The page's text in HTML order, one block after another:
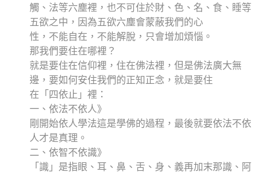
觸、法等六塵裡，也不可住於財、色、名、食、睡等
五欲之中，因為五欲六塵會蒙蔽我們的心
性，不能自在，不能解脫，只會增加煩惱。
那我們要住在哪裡？
就是要住在信仰裡，住在佛法裡，但是佛法廣大無
邊，要如何安住我們的正知正念，就是要住
在「四依止」裡：
一、依法不依人》
剛開始依人學法這是學佛的過程，最後就要依法不依
人才是真理。
二、依智不依識》
「識」是指眼、耳、鼻、舌、身、義再加末那識、阿